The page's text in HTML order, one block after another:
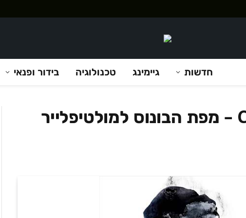
חדשות גיימינג טכנולוגיה בידור ופנאי
Call of Duty: Ghosts – מפת הבונוס למולטיפלייר